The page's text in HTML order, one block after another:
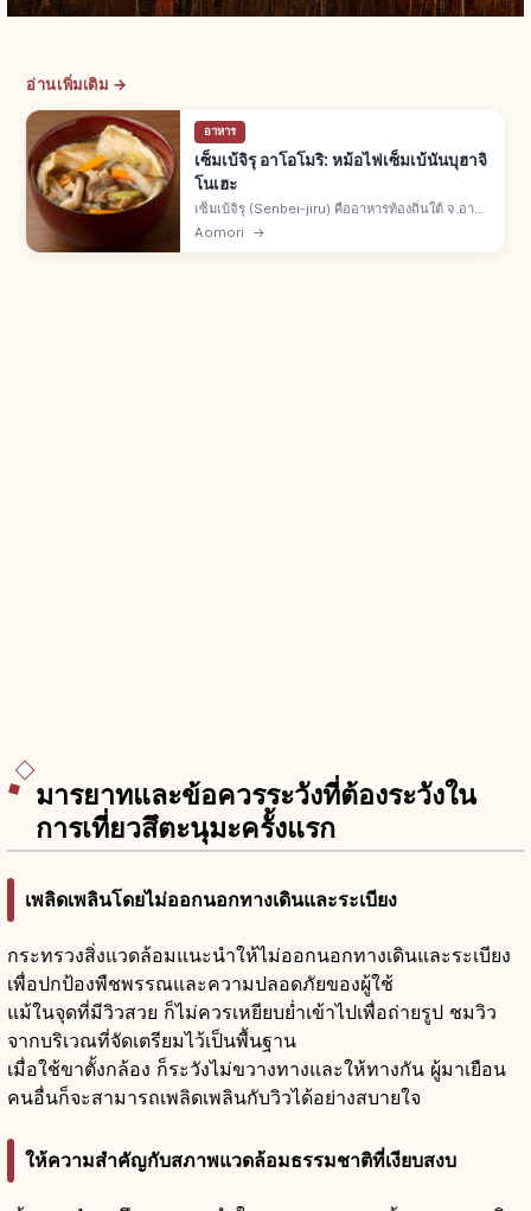
อ่านเพิ่มเติม →
อาหาร
เซ็มเบ้จิรุ อาโอโมริ: หม้อไฟเซ็มเบ้นันบุฮาจิ
โนเฮะ
เซ็มเบ้จิรุ (Senbei-jiru) คืออาหารท้องถิ่นใต้ จ.อาโอ
โมริ เมืองฮาจิโนเฮะ หม้อไฟใส่โอสึยุเซ็มเบ้จากแป้ง
Aomori →
มารยาทและข้อควรระวังที่ต้องระวังใน
การเที่ยวสึตะนุมะครั้งแรก
เพลิดเพลินโดยไม่ออกนอกทางเดินและระเบียง
กระทรวงสิ่งแวดล้อมแนะนำให้ไม่ออกนอกทางเดินและระเบียง
เพื่อปกป้องพืชพรรณและความปลอดภัยของผู้ใช้
แม้ในจุดที่มีวิวสวย ก็ไม่ควรเหยียบย่ำเข้าไปเพื่อถ่ายรูป ชมวิว
จากบริเวณที่จัดเตรียมไว้เป็นพื้นฐาน
เมื่อใช้ขาตั้งกล้อง ก็ระวังไม่ขวางทางและให้ทางกัน ผู้มาเยือน
คนอื่นก็จะสามารถเพลิดเพลินกับวิวได้อย่างสบายใจ
ให้ความสำคัญกับสภาพแวดล้อมธรรมชาติที่เงียบสงบ